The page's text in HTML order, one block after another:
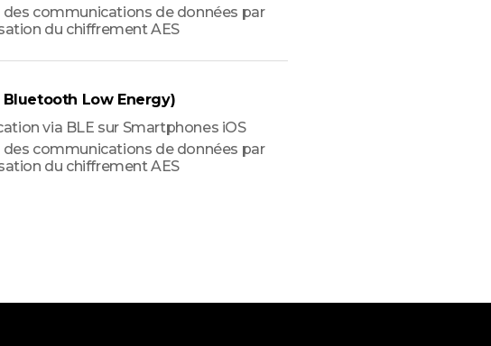
communications de données par
du chiffrement AES
Bluetooth Low Energy)
via BLE sur Smartphones iOS
communications de données par
du chiffrement AES